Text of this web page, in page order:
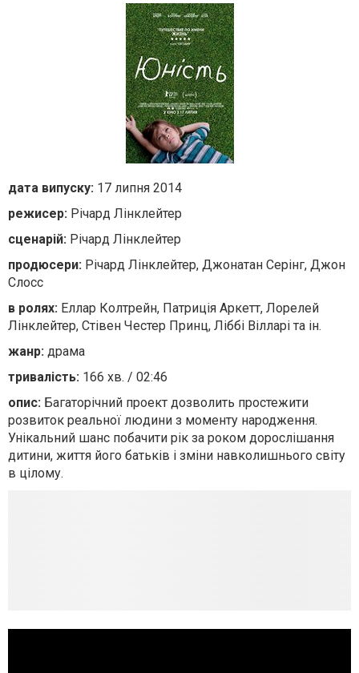
дата випуску: 17 липня 2014
режисер: Річард Лінклейтер
сценарій: Річард Лінклейтер
продюсери: Річард Лінклейтер, Джонатан Серінг, Джон
Слосс
в ролях: Еллар Колтрейн, Патриція Аркетт, Лорелей
Лінклейтер, Стівен Честер Принц, Ліббі Вілларі та ін.
жанр: драма
тривалість: 166 хв. / 02:46
опис: Багаторічний проект дозволить простежити
розвиток реальної людини з моменту народження.
Унікальний шанс побачити рік за роком дорослішання
дитини, життя його батьків і зміни навколишнього світу
в цілому.